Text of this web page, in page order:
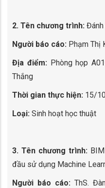
2. Tên chương trình:
Người báo cáo: Phạm Thị
Địa điểm: Phòng họp
Thắng
Thời gian thực hiện: 15/
Loại: Sinh hoạt học thuật
3. Tên chương trình:
đầu sử dụng Machine
Người báo cáo: ThS.